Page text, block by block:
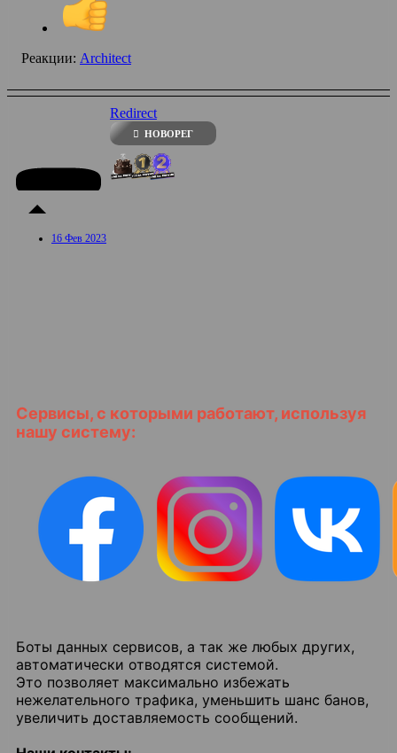
Реакции: Architect
Redirect
НОВОРЕГ
16 Фев 2023
Сервисы, с которыми работают, используя
нашу систему:
Боты данных сервисов, а так же любых других,
автоматически отводятся системой.
Это позволяет максимально избежать
нежелательного трафика, уменьшить шанс банов,
увеличить доставляемость сообщений.